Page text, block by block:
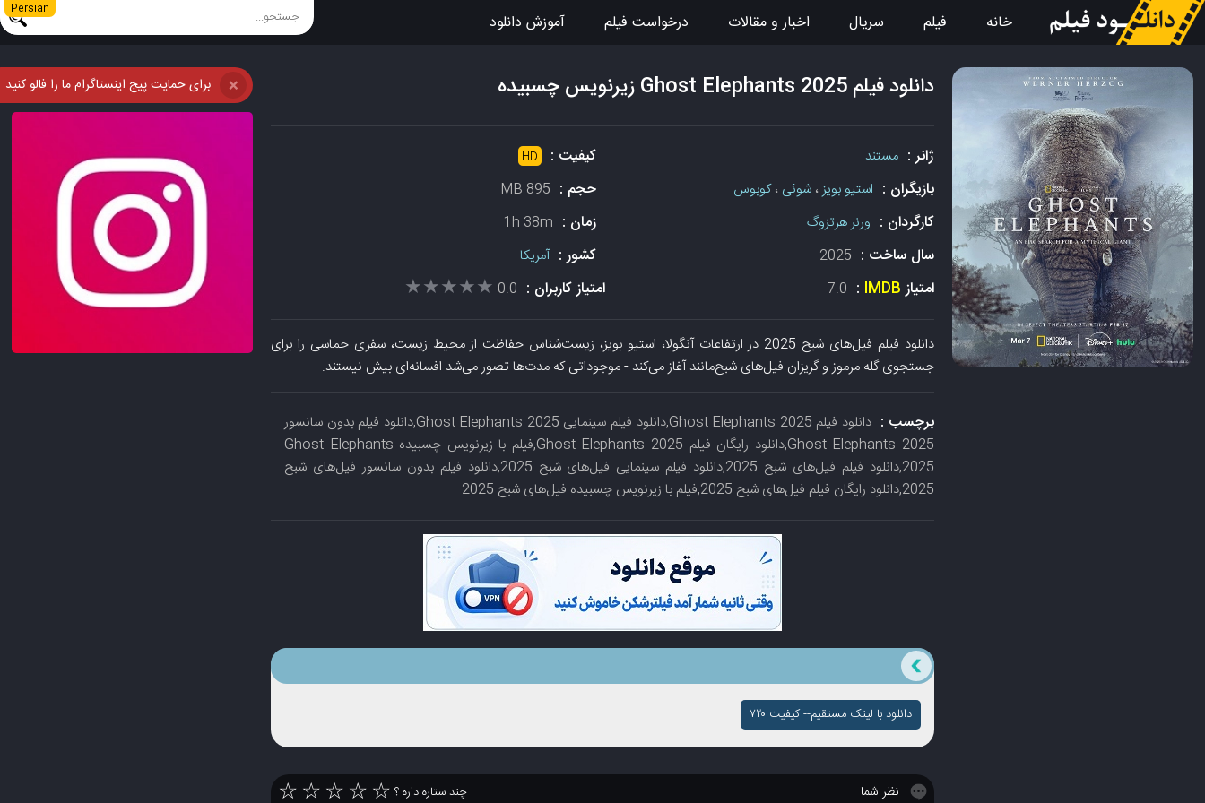
Persian
خانه فیلم سریال اخبار و مقالات درخواست فیلم آموزش دانلود
برای حمایت پیج اینستاگرام ما را فالو کنید ❌ دانلود فیلم Ghost Elephants 2025 زیرنویس چسبیده
ژانر :مستند کیفیت : HD
بازیگران : استیو بویز،شوئی ،کوبوس حجم : 895 MB
کارگردان : ورنر هرتزوگ زمان : 1h 38m
سال ساخت : 2025 کشور :آمریکا
امتیازIMDB
:
7.0 امتیاز کاربران : 0.0
★★★★★
★★★★★
دانلود فیلم فیل‌های شبح 2025 در ارتفاعات آنگولا، استیو بویز، زیست‌شناس حفاظت از محیط زیست، سفری حماسی را برای
جستجوی گله مرموز و گریزان فیل‌های شبح‌مانند آغاز می‌کند - موجوداتی که مدت‌ها تصور می‌شد افسانه‌ای بیش نیستند.
برچسب :
دانلود فیلم Ghost Elephants 2025,دانلود فیلم سینمایی Ghost Elephants 2025,دانلود فیلم بدون سانسور
Ghost Elephants 2025,دانلود رایگان فیلم Ghost Elephants 2025,فیلم با زیرنویس چسبیده Ghost Elephants
2025,دانلود فیلم فیل‌های شبح 2025,دانلود فیلم سینمایی فیل‌های شبح 2025,دانلود فیلم بدون سانسور فیل‌های شبح
2025,دانلود رایگان فیلم فیل‌های شبح 2025,فیلم با زیرنویس چسبیده فیل‌های شبح 2025
دانلود با لینک مستقیم-- کیفیت ۷۲۰
نظر شما چند ستاره داره ؟ ☆
☆
☆
☆
☆